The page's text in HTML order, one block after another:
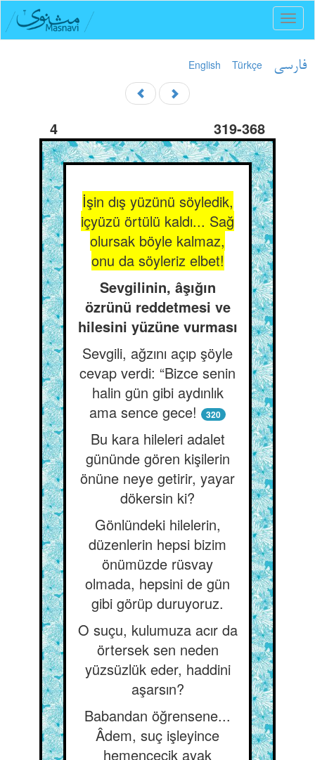
English Türkçe فارسی
4 319-368
İşin dış yüzünü söyledik,
içyüzü örtülü kaldı... Sağ
olursak böyle kalmaz,
onu da söyleriz elbet!
Sevgilinin, âşığın
özrünü reddetmesi ve
hilesini yüzüne vurması
Sevgili, ağzını açıp şöyle
cevap verdi: “Bizce senin
halin gün gibi aydınlık
ama sence gece!
320
Bu kara hileleri adalet
gününde gören kişilerin
önüne neye getirir, yayar
dökersin ki?
Gönlündeki hilelerin,
düzenlerin hepsi bizim
önümüzde rüsvay
olmada, hepsini de gün
gibi görüp duruyoruz.
O suçu, kulumuza acır da
örtersek sen neden
yüzsüzlük eder, haddini
aşarsın?
Babandan öğrensene...
Âdem, suç işleyince
hemencecik ayak